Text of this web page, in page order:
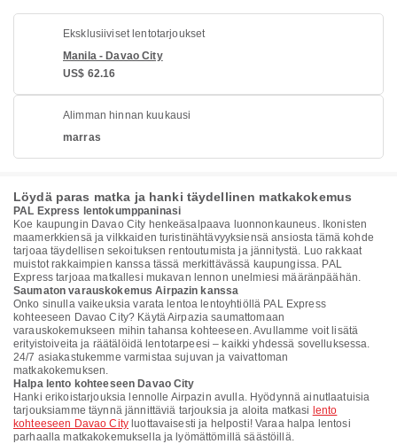
Eksklusiiviset lentotarjoukset
Manila - Davao City
US$ 62.16
Alimman hinnan kuukausi
marras
Löydä paras matka ja hanki täydellinen matkakokemus
PAL Express lentokumppaninasi
Koe kaupungin Davao City henkeäsalpaava luonnonkauneus. Ikonisten
maamerkkiensä ja vilkkaiden turistinähtävyyksiensä ansiosta tämä kohde
tarjoaa täydellisen sekoituksen rentoutumista ja jännitystä. Luo rakkaat
muistot rakkaimpien kanssa tässä merkittävässä kaupungissa. PAL
Express tarjoaa matkallesi mukavan lennon unelmiesi määränpäähän.
Saumaton varauskokemus Airpazin kanssa
Onko sinulla vaikeuksia varata lentoa lentoyhtiöllä PAL Express
kohteeseen Davao City? Käytä Airpazia saumattomaan
varauskokemukseen mihin tahansa kohteeseen. Avullamme voit lisätä
erityistoiveita ja räätälöidä lentotarpeesi – kaikki yhdessä sovelluksessa.
24/7 asiakastukemme varmistaa sujuvan ja vaivattoman
matkakokemuksen.
Halpa lento kohteeseen Davao City
Hanki erikoistarjouksia lennolle Airpazin avulla. Hyödynnä ainutlaatuisia
tarjouksiamme täynnä jännittäviä tarjouksia ja aloita matkasi lento
kohteeseen Davao Cityluottavaisesti ja helposti! Varaa halpa lentosi
parhaalla matkakokemuksella ja lyömättömillä säästöillä.